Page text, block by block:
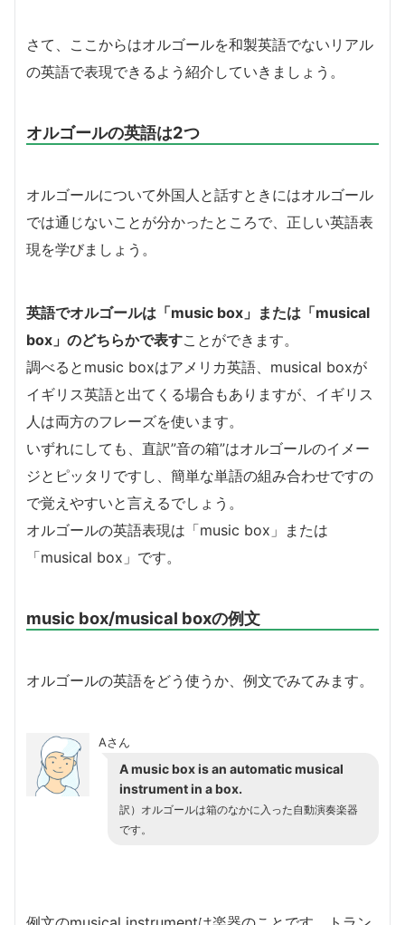
さて、ここからはオルゴールを和製英語でないリアル
の英語で表現できるよう紹介していきましょう。
オルゴールの英語は2つ
オルゴールについて外国人と話すときにはオルゴール
では通じないことが分かったところで、正しい英語表
現を学びましょう。
英語でオルゴールは「music box」または「musical
box」のどちらかで表すことができます。
調べるとmusic boxはアメリカ英語、musical boxが
イギリス英語と出てくる場合もありますが、イギリス
人は両方のフレーズを使います。
いずれにしても、直訳”音の箱”はオルゴールのイメー
ジとピッタリですし、簡単な単語の組み合わせですの
で覚えやすいと言えるでしょう。
オルゴールの英語表現は「music box」または
「musical box」です。
music box/musical boxの例文
オルゴールの英語をどう使うか、例文でみてみます。
Aさん
A music box is an automatic musical
instrument in a box.
訳）オルゴールは箱のなかに入った自動演奏楽器
です。